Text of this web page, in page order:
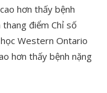
hơn thấy bệnh
điểm Chỉ số
Western Ontario
hơn thấy bệnh nặng